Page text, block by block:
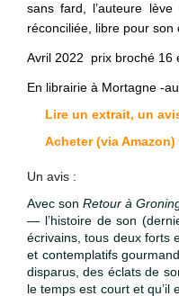
sans fard, l’auteure
réconciliée, libre pour son
Avril 2022 prix broché 16
En librairie à Mortagne -
Lire un extrait, un
Acheter (via
Un avis :
Avec sonRetour à
— l’histoire de son
écrivains, tous deux forts
et contemplatifs
disparus, des éclats de
le temps est court et qu’il